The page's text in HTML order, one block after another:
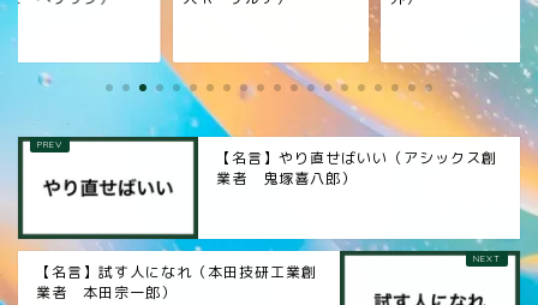
【名言】やり直せばいい（アシックス創
業者 鬼塚喜八郎）
【名言】試す人になれ（本田技研工業創
業者 本田宗一郎）